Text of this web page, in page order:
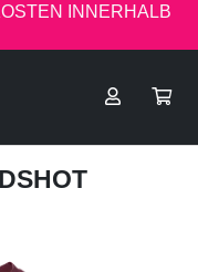
INNERHALB